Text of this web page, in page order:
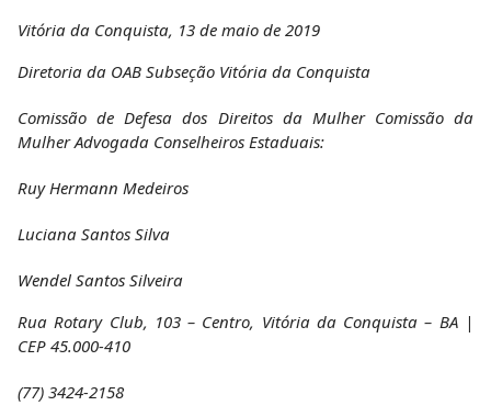
Vitória da Conquista, 13 de maio de 2019
Diretoria da OAB Subseção Vitória da Conquista
Comissão de Defesa dos Direitos da Mulher Comissão da
Mulher Advogada Conselheiros Estaduais:
Ruy Hermann Medeiros
Luciana Santos Silva
Wendel Santos Silveira
Rua Rotary Club, 103 – Centro, Vitória da Conquista – BA |
CEP 45.000-410
(77) 3424-2158